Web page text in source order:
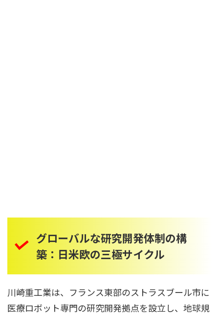
グローバルな研究開発体制の構
築：日米欧の三極サイクル
川崎重工業は、フランス東部のストラスブール市に
医療ロボット専門の研究開発拠点を設立し、地球規